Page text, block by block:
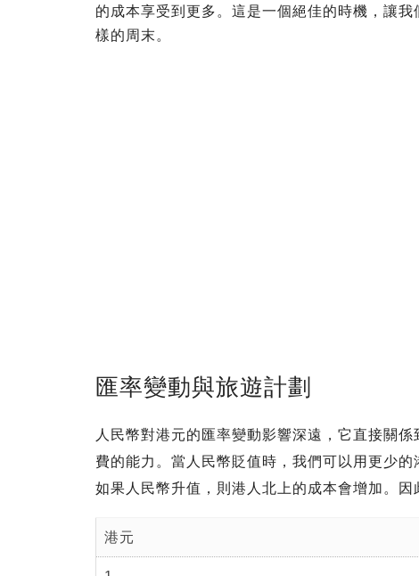
的成本享受到更多。這是一個絕佳的時機，讓
樣的周末。
匯率變動與旅遊計劃
人民幣對港元的匯率變動影響深遠，它直接關
費的能力。當人民幣貶值時，我們可以用更少
如果人民幣升值，則港人北上的成本會增加。
港元